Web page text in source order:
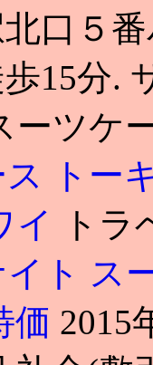
口５
15分.
ーツケ
ス トー
イ
ト
イト ス
価 2015